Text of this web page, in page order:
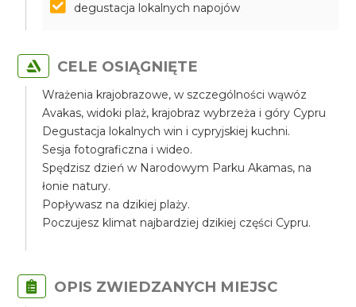
degustacja lokalnych napojów
CELE OSIĄGNIĘTE
Wrażenia krajobrazowe, w szczególności wąwóz
Avakas, widoki plaż, krajobraz wybrzeża i góry Cypru
Degustacja lokalnych win i cypryjskiej kuchni.
Sesja fotograficzna i wideo.
Spędzisz dzień w Narodowym Parku Akamas, na
łonie natury.
Popływasz na dzikiej plaży.
Poczujesz klimat najbardziej dzikiej części Cypru.
OPIS ZWIEDZANYCH MIEJSC